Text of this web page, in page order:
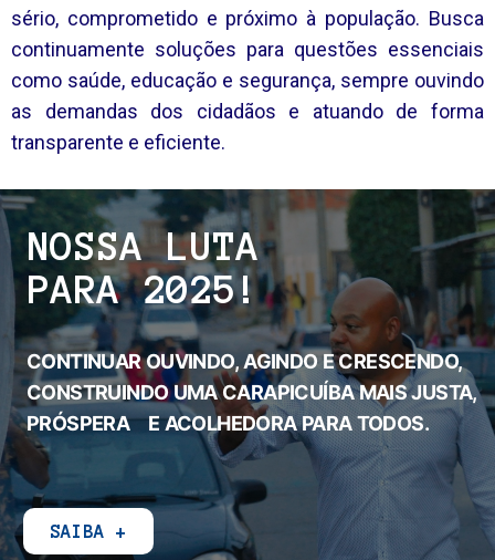
sério, comprometido e próximo à população. Busca
continuamente soluções para questões essenciais
como saúde, educação e segurança, sempre ouvindo
as demandas dos cidadãos e atuando de forma
transparente e eficiente.
NOSSA LUTA
PARA 2025!
CONTINUAR OUVINDO, AGINDO E CRESCENDO,
CONSTRUINDO UMA CARAPICUÍBA MAIS JUSTA,
PRÓSPERAE ACOLHEDORA PARA TODOS.
SAIBA +